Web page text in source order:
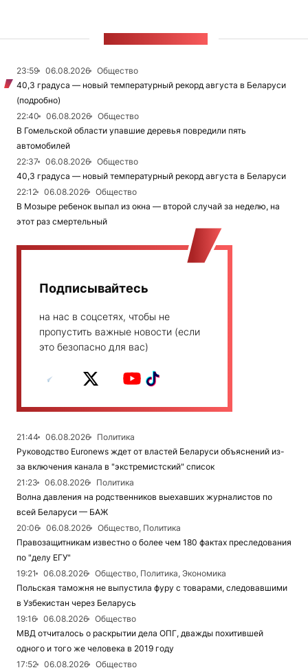
23:59 06.08.2026
Общество
40,3 градуса — новый температурный рекорд августа в Беларуси
(подробно)
22:40
06.08.2026
Общество
В Гомельской области упавшие деревья повредили пять
автомобилей
22:37
06.08.2026
Общество
40,3 градуса — новый температурный рекорд августа в Беларуси
22:12
06.08.2026
Общество
В Мозыре ребенок выпал из окна — второй случай за неделю, на
этот раз смертельный
Подписывайтесь
на нас в соцсетях, чтобы не
пропустить важные новости (если
это безопасно для вас)
21:44 06.08.2026
Политика
Руководство Euronews ждет от властей Беларуси объяснений из-
за включения канала в "экстремистский" список
21:23
06.08.2026
Политика
Волна давления на родственников выехавших журналистов по
всей Беларуси — БАЖ
20:06
06.08.2026
Общество, Политика
Правозащитникам известно о более чем 180 фактах преследования
по "делу ЕГУ"
19:21
06.08.2026
Общество, Политика, Экономика
Польская таможня не выпустила фуру с товарами, следовавшими
в Узбекистан через Беларусь
19:16
06.08.2026
Общество
МВД отчиталось о раскрытии дела ОПГ, дважды похитившей
одного и того же человека в 2019 году
17:52
06.08.2026
Общество